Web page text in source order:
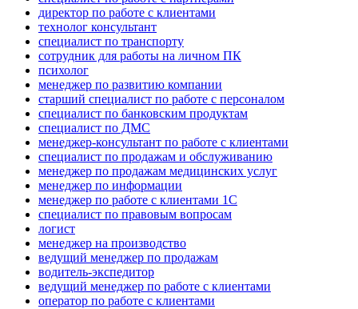
директор по работе с клиентами
технолог консультант
специалист по транспорту
сотрудник для работы на личном ПК
психолог
менеджер по развитию компании
старший специалист по работе с персоналом
специалист по банковским продуктам
специалист по ДМС
менеджер-консультант по работе с клиентами
специалист по продажам и обслуживанию
менеджер по продажам медицинских услуг
менеджер по информации
менеджер по работе с клиентами 1С
специалист по правовым вопросам
логист
менеджер на производство
ведущий менеджер по продажам
водитель-экспедитор
ведущий менеджер по работе с клиентами
оператор по работе с клиентами